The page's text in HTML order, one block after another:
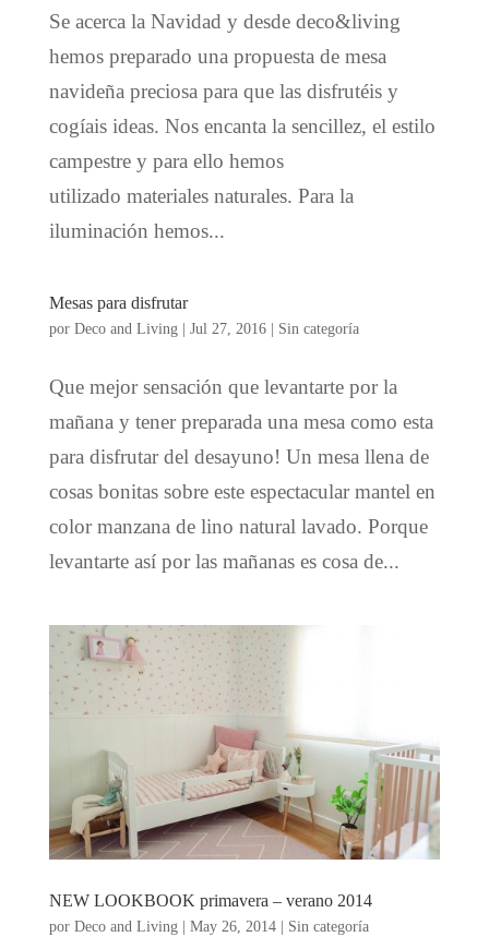
Se acerca la Navidad y desde deco&living
hemos preparado una propuesta de mesa
navideña preciosa para que las disfrutéis y
cogíais ideas. Nos encanta la sencillez, el estilo
campestre y para ello hemos
utilizado materiales naturales. Para la
iluminación hemos...
Mesas para disfrutar
por Deco and Living| Jul 27, 2016| Sin categoría
Que mejor sensación que levantarte por la
mañana y tener preparada una mesa como esta
para disfrutar del desayuno! Un mesa llena de
cosas bonitas sobre este espectacular mantel en
color manzana de lino natural lavado. Porque
levantarte así por las mañanas es cosa de...
NEW LOOKBOOK primavera – verano 2014
por Deco and Living| May 26, 2014| Sin categoría